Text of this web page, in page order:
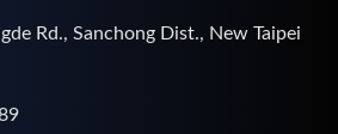
Rd., Sanchong Dist., New Taipei